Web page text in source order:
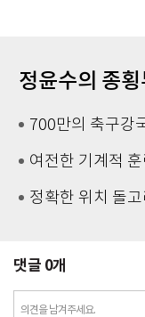
정윤수의 종
700만의 축구강
여전한 기계적
정확한 위치 돌
댓글 0개
의견을 남겨주세요.